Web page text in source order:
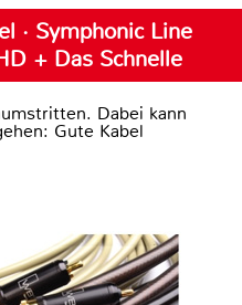
· Symphonic Line
+ Das Schnelle
Dabei kann
Gute Kabel